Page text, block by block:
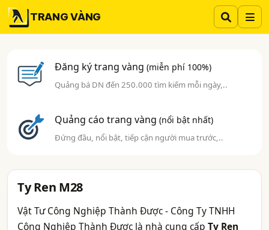
TRANG VÀNG
Đăng ký trang vàng(miễn phí 100%)
Quảng bá DN đến 250.000 tìm kiếm mỗi ngày,..
Quảng cáo trang vàng(nổi bật nhất)
Đứng đầu, nổi bật, tiếp cận người mua trước,..
Ty Ren M28
Vật Tư Công Nghiệp Thành Được - Công Ty TNHH
Công Nghiệp Thành Được là nhà cung cấp Ty Ren